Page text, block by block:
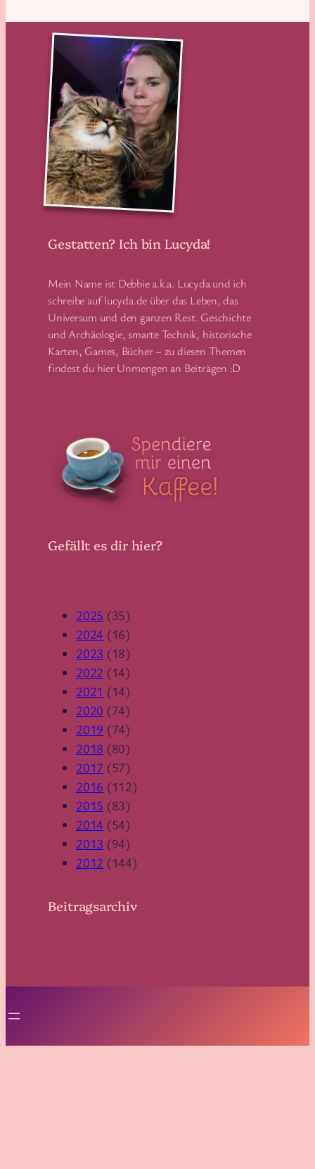
Gestatten? Ich bin Lucyda!
Mein Name ist Debbie a.k.a. Lucyda und ich
schreibe auf lucyda.de über das Leben, das
Universum und den ganzen Rest. Geschichte
und Archäologie, smarte Technik, historische
Karten, Games, Bücher – zu diesen Themen
findest du hier Unmengen an Beiträgen :D
Gefällt es dir hier?
Beitragsarchiv
2025 (35)
2024 (16)
2023 (18)
2022 (14)
2021 (14)
2020 (74)
2019 (74)
2018 (80)
2017 (57)
2016 (112)
2015 (83)
2014 (54)
2013 (94)
2012 (144)